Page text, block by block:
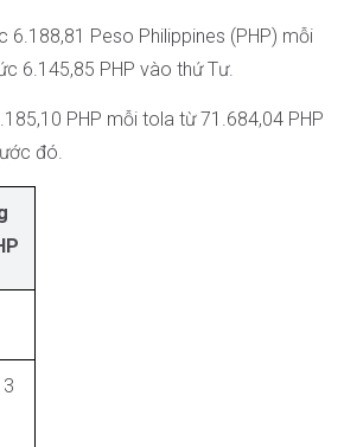
6.188,81 Peso Philippines (PHP) mỗi
6.145,85 PHP vào thứ Tư.
PHP mỗi tola từ 71.684,04 PHP
đó.